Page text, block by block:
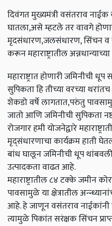
दिवंगत मुख्यमंत्री वसंतराव
घातला,असे म्हटले तर वावगे
मृदसंधारण,जलसंधारण, सिंचन व
करून महाराष्ट्रातील
महाराष्ट्रात होणारी जमिनीची
सुपिकता हि तीच्या वरच्या
शेकडो वर्षे लागतात,परुंतु
जातो आणि जमिनीची सुपिकता
रोजगार हमी योजनेद्वारे
मृद्संधारणाचा कार्यक्रम हाती
बांध घालून जमिनीची धूप
उत्पादकता वाढत आहे.
महाराष्ट्रातील ८४ टक्के जमीन
पावसामुळे या क्षेत्रातील
आहे. हे जाणून वसंतराव
त्यामुळे पिकांत सरंक्षक सिंचन